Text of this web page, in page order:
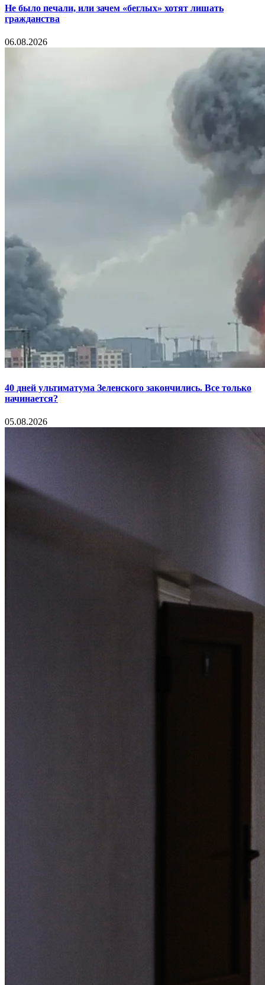
Не было печали, или зачем «беглых» хотят лишать
гражданства
06.08.2026
40 дней ультиматума Зеленского закончились. Все только
начинается?
05.08.2026